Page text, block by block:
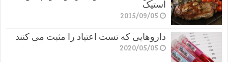
استیک
2015/09/05
داروهایی که تست اعتیاد را مثبت می کنند
2020/05/05